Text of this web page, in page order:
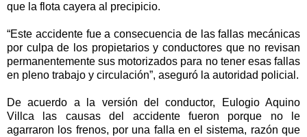
que la flota cayera al precipicio.
“Este accidente fue a consecuencia de las fallas mecánicas
por culpa de los propietarios y conductores que no revisan
permanentemente sus motorizados para no tener esas fallas
en pleno trabajo y circulación”, aseguró la autoridad policial.
De acuerdo a la versión del conductor, Eulogio Aquino
Villca las causas del accidente fueron porque no le
agarraron los frenos, por una falla en el sistema, razón que